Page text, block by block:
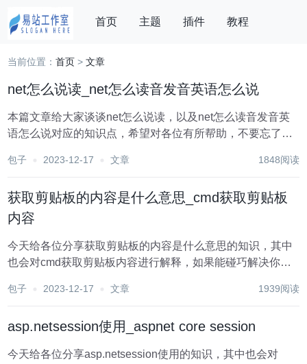
首页 主题 插件 教程
我的订单
当前位置：首页 >文章
net怎么说读_net怎么读音发音英语怎么说
本篇文章给大家谈谈net怎么说读，以及net怎么读音发音英
语怎么说对应的知识点，希望对各位有所帮助，不要忘了收
表示的是将舌头放在上齿龈后面，然后发出一个清晰的 "n"
包子 2023-12-17 文章 1848阅读
获取剪贴板的内容是什么意思_cmd获取剪贴板
内容
今天给各位分享获取剪贴板的内容是什么意思的知识，其中
也会对cmd获取剪贴板内容进行解释，如果能碰巧解决你现
移动设备的使用过程中，我们经常会遇到“获取剪贴板内
包子 2023-12-17 文章 1939阅读
asp.netsession使用_aspnet core session
今天给各位分享asp.netsession使用的知识，其中也会对